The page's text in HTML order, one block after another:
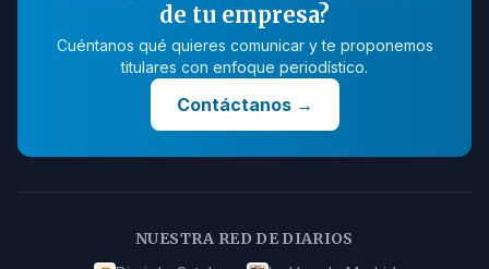
de tu empresa?
Cuéntanos qué quieres comunicar y te proponemos
titulares con enfoque periodístico.
Contáctanos→
NUESTRA RED DE DIARIOS